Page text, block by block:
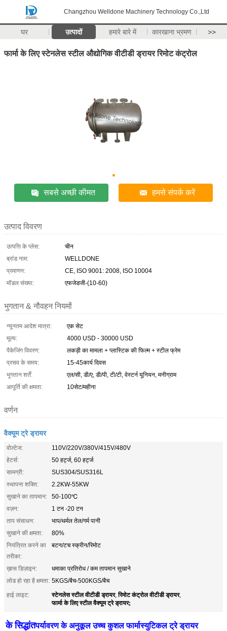
Changzhou Welldone Machinery Technology Co.,Ltd
घर उत्पादों हमारे बारे में कारखाना भ्रमण >>
फार्मा के लिए स्टेनलेस स्टील औद्योगिक वीटीडी ड्रायर रिमोट कंट्रोल
सबसे अच्छी कीमत हमसे संपर्क करें
उत्पाद विवरण
उत्पत्ति के प्लेस:
चीन
ब्रांड नाम:
WELLDONE
प्रमाणन:
CE, ISO 9001: 2008, ISO 10004
मॉडल संख्या:
एफजेडजी-(10-60)
भुगतान & नौवहन नियमों
न्यूनतम आदेश मात्रा:
एक सेट
मूल्य:
4000 USD - 30000 USD
पैकेजिंग विवरण:
लकड़ी का मामला + प्लास्टिक की फिल्म + स्टील फ्रेम
प्रसव के समय:
15-45कार्य दिवस
भुगतान शर्तें:
एल/सी, डी/ए, डी/पी, टी/टी, वेस्टर्न यूनियन, मनीग्राम
आपूर्ति की क्षमता:
10सेट/महीना
वर्णन
वैक्यूम ट्रे ड्रायर
वोल्टेज:
110V/220V/380V/415V/480V
हेटर्स:
50 हर्ट्ज, 60 हर्ट्ज
सामग्री:
SUS304/SUS316L
स्थापना शक्ति:
2.2KW-55KW
सुखाने का तापमान:
50-100℃
वज़न:
1 टन -20 टन
ताप संसाधन:
भाप/थर्मल तेल/गर्म पानी
सुखाने की क्षमता:
80%
नियंत्रित करने का
तरीका:
बटन/टच स्क्रीन/रिमोट
ख़ास डिज़ाइन:
धमाका प्रतिरोध / कम तापमान सुखाने
लोड हो रहा है क्षमता: 5KGS/बैच-500KGS/बैच
हाई लाइट:
स्टेनलेस स्टील वीटीडी ड्रायर,रिमोट कंट्रोल वीटीडी ड्रायर,
फार्मा के लिए स्टील वैक्यूम ट्रे ड्रायर;
के सिद्धांतपर्यावरण के अनुकूल उच्च कुशल फार्मास्युटिकल ट्रे ड्रायर